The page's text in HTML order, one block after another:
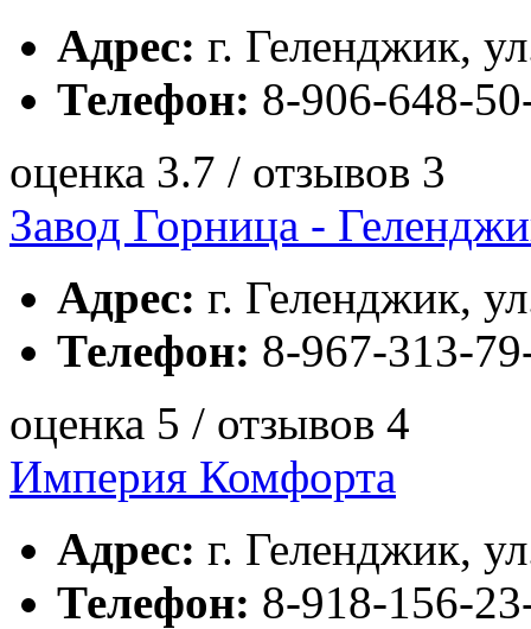
Адрес: г. Геленджик,
Телефон: 8-906-648-
оценка 3.7 / отзывов 3
Завод Горница -
Адрес: г. Геленджик,
Телефон: 8-967-313-
оценка 5 / отзывов 4
Империя Комфорта
Адрес: г. Геленджик,
Телефон: 8-918-156-